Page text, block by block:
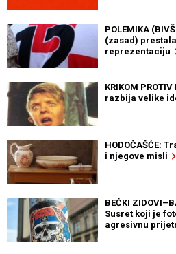
POLEMIKA
(zasad)
reprezentaciju
KRIKOM
razbija velike
HODOČAŠĆE:
i njegove misli
BEČKI
Susret koji je
agresivnu